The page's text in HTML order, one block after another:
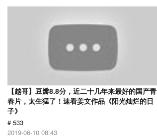
【越哥】豆瓣8.8分，近二十几年来最好的国产青
春片，太生猛了！速看姜文作品《阳光灿烂的日
子》
# 533
2019-06-10 08:43